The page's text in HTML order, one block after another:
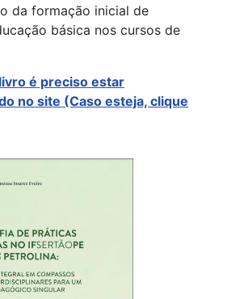
da formação inicial de
básica nos cursos de
é preciso estar
no site (Caso esteja, clique